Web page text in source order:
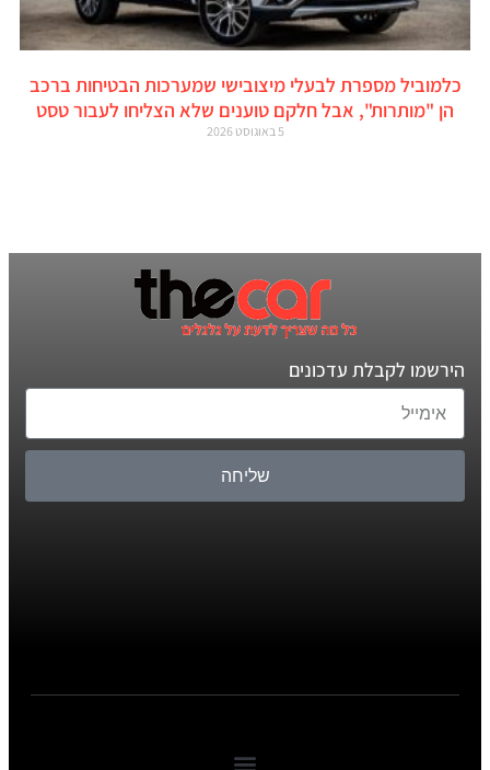
כלמוביל מספרת לבעלי מיצובישי שמערכות הבטיחות ברכב
הן "מותרות", אבל חלקם טוענים שלא הצליחו לעבור טסט
5 באוגוסט 2026
הירשמו לקבלת עדכונים
שליחה